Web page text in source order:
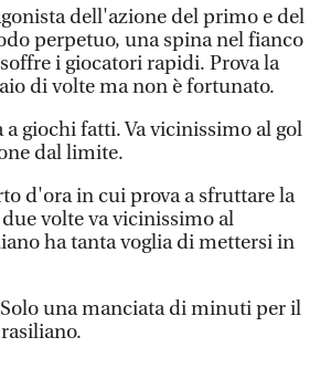
dell'azione del primo e del
perpetuo, una spina nel fianco
i giocatori rapidi. Prova la
di volte ma non è fortunato.
a giochi fatti. Va vicinissimo al gol
dal limite.
d'ora in cui prova a sfruttare la
volte va vicinissimo al
ha tanta voglia di mettersi in
Solo una manciata di minuti per il